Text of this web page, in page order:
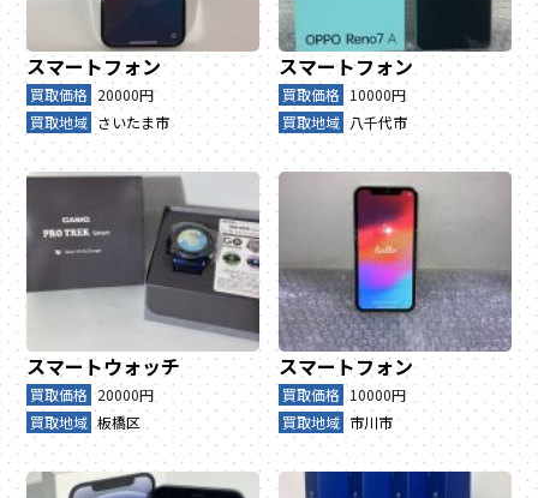
スマートフォン
買取価格 20000円
買取地域 さいたま市
スマートフォン
買取価格 10000円
買取地域 八千代市
スマートウォッチ
買取価格 20000円
買取地域 板橋区
スマートフォン
買取価格 10000円
買取地域 市川市